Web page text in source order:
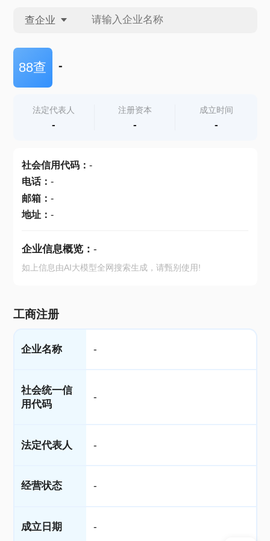
查企业
查企业
查产地
88查 -
法定代表人
-
注册资本
-
成立时间
-
社会信用代码： -
电话： -
邮箱： -
地址： -
企业信息概览： -
如上信息由AI大模型全网搜索生成，请甄别使用!
工商注册
企业名称 -
社会统一信
用代码
-
法定代表人 -
经营状态 -
成立日期 -